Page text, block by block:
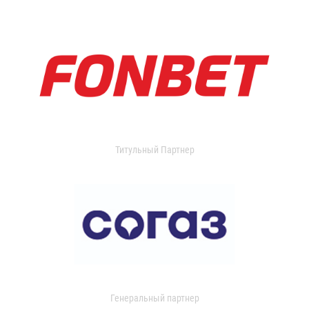
Титульный Партнер
Генеральный партнер